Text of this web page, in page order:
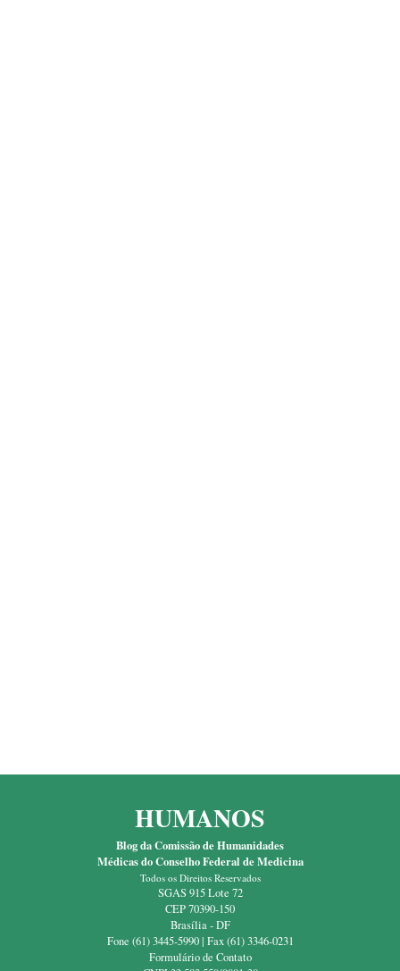
HUMANOS
Blog da Comissão de Humanidades
Médicas do Conselho Federal de Medicina
Todos os Direitos Reservados
SGAS 915 Lote 72
CEP 70390-150
Brasília - DF
Fone (61) 3445-5990 | Fax (61) 3346-0231
Formulário de Contato